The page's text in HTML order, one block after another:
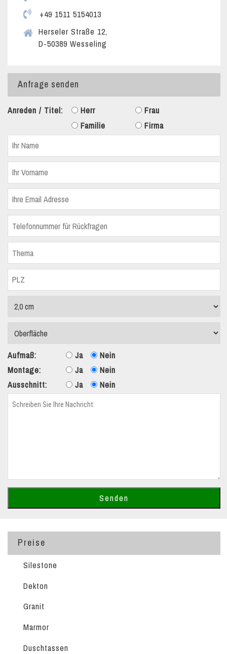
+49 1511 5154013
Herseler Straße 12,
D-50389 Wesseling
Anfrage senden
Anreden / Titel: Herr
Frau
Familie
Firma
Aufmaß: Ja
Nein
Montage:
Ja
Nein
Ausschnitt:
Ja Nein
Preise
Silestone
Dekton
Granit
Marmor
Duschtassen